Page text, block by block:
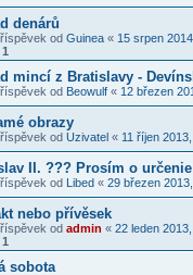
denárů
od Guinea « 15 srpen
1
mincí z Bratislavy -
od Beowulf « 12 březen
obrazy
od Uzivatel « 11 říjen
II. ??? Prosím o určenie
od Libed « 29 březen
nebo přívěsek
od admin « 22 leden
1
sobota